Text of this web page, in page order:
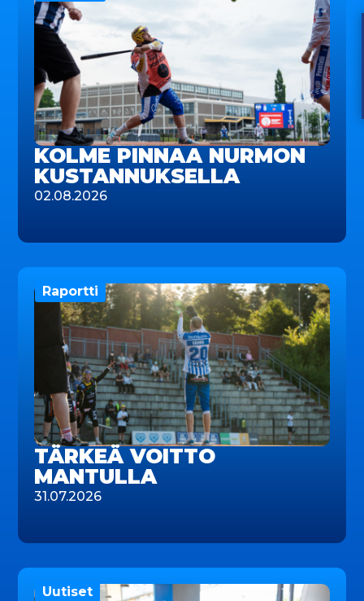
KOLME PINNAA NURMON
KUSTANNUKSELLA
02.08.2026
Raportti
TÄRKEÄ VOITTO
MANTULLA
31.07.2026
Uutiset